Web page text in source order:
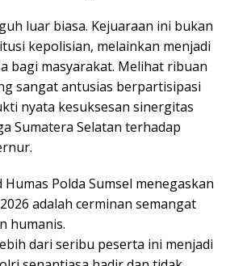
luar biasa. Kejuaraan ini bukan
kepolisian, melainkan menjadi
bagi masyarakat. Melihat ribuan
sangat antusias berpartisipasi
nyata kesuksesan sinergitas
Sumatera Selatan terhadap
Polda Sumsel menegaskan
adalah cerminan semangat
humanis.
dari seribu peserta ini menjadi